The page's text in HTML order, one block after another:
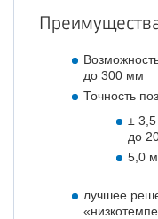
до 300 мм
Точность
±
до
5,0
лучшее